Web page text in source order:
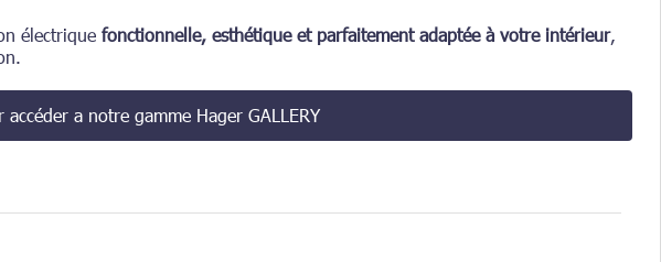
électrique fonctionnelle, esthétique et parfaitement adaptée à votre intérieur,
accéder a notre gamme Hager GALLERY